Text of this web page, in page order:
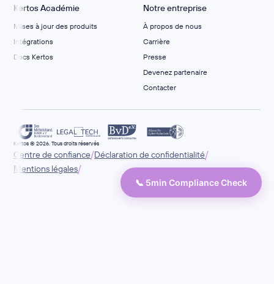
Kertos Académie
Mises à jour des produits
Intégrations
Docs Kertos
Notre entreprise
À propos de nous
Carrière
Presse
Devenez partenaire
Contacter
Kertos © 2026. Tous droits réservés
Centre de confiance/Déclaration de confidentialité/
Mentions légales/
📞 5min Compliance Check